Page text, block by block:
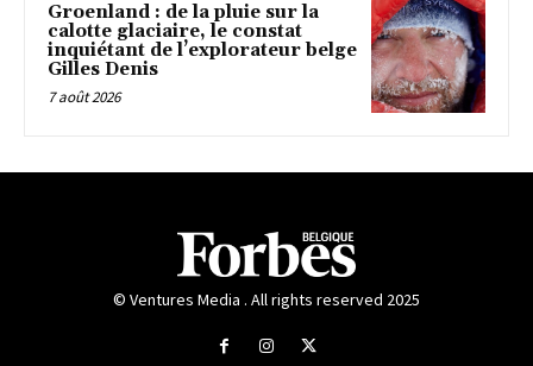
Groenland : de la pluie sur la
calotte glaciaire, le constat
inquiétant de l’explorateur belge
Gilles Denis
7 août 2026
© Ventures Media . All rights reserved 2025